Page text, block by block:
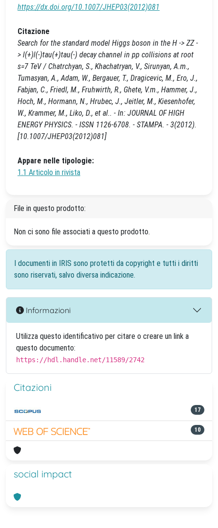
https://dx.doi.org/10.1007/JHEP03(2012)081
Citazione
Search for the standard model Higgs boson in the H -> ZZ -
> l(+)l(-)tau(+)tau(-) decay channel in pp collisions at root
s=7 TeV / Chatrchyan, S., Khachatryan, V., Sirunyan, A.m.,
Tumasyan, A., Adam, W., Bergauer, T., Dragicevic, M., Ero, J.,
Fabjan, C., Friedl, M., Fruhwirth, R., Ghete, V.m., Hammer, J.,
Hoch, M., Hormann, N., Hrubec, J., Jeitler, M., Kiesenhofer,
W., Krammer, M., Liko, D., et al.. - In: JOURNAL OF HIGH
ENERGY PHYSICS. - ISSN 1126-6708. - STAMPA. - 3(2012).
[10.1007/JHEP03(2012)081]
Appare nelle tipologie:
1.1 Articolo in rivista
File in questo prodotto:
Non ci sono file associati a questo prodotto.
I documenti in IRIS sono protetti da copyright e tutti i diritti
sono riservati, salvo diversa indicazione.
Informazioni
Utilizza questo identificativo per citare o creare un link a
questo documento:
https://hdl.handle.net/11589/2742
Citazioni
17
10
social impact